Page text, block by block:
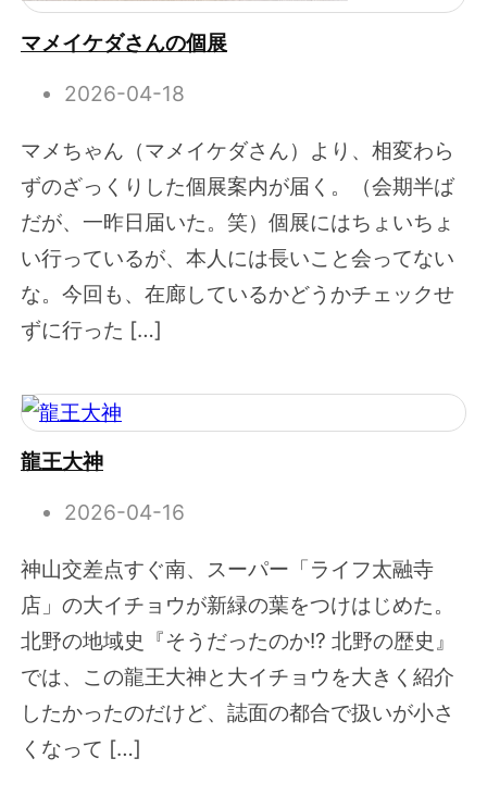
マメイケダさんの個展
2026-04-18
マメちゃん（マメイケダさん）より、相変わら
ずのざっくりした個展案内が届く。（会期半ば
だが、一昨日届いた。笑）個展にはちょいちょ
い行っているが、本人には長いこと会ってない
な。今回も、在廊しているかどうかチェックせ
ずに行った […]
龍王大神
2026-04-16
神山交差点すぐ南、スーパー「ライフ太融寺
店」の大イチョウが新緑の葉をつけはじめた。
北野の地域史『そうだったのか!? 北野の歴史』
では、この龍王大神と大イチョウを大きく紹介
したかったのだけど、誌面の都合で扱いが小さ
くなって […]